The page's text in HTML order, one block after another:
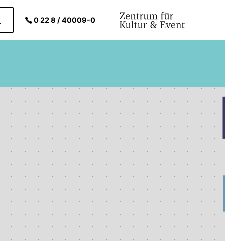
0 22 8 / 40009-0